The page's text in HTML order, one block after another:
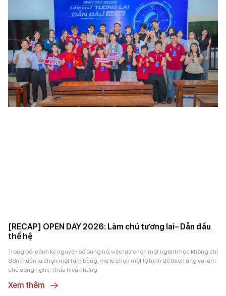
[RECAP] OPEN DAY 2026: Làm chủ tương lai– Dẫn đầu
thế hệ
Trong bối cảnh kỷ nguyên số bùng nổ, việc lựa chọn một ngành học không chỉ
đơn thuần là chọn một tấm bằng, mà là chọn một lộ trình để thích ứng và làm
chủ công nghệ. Thấu hiểu những
Xem thêm